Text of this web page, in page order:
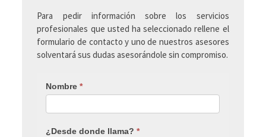
Para pedir información sobre los servicios
profesionales que usted ha seleccionado rellene el
formulario de contacto y uno de nuestros asesores
solventará sus dudas asesorándole sin compromiso.
Nombre*
¿Desde donde llama?*